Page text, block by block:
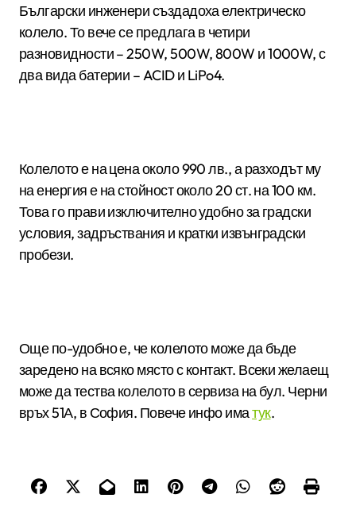
Български инженери създадоха електрическо
колело. То вече се предлага в четири
разновидности – 250W, 500W, 800W и 1000W, с
два вида батерии – ACID и LiPo4.
Колелото е на цена около 990 лв., а разходът му
на енергия е на стойност около 20 ст. на 100 км.
Това го прави изключително удобно за градски
условия, задръствания и кратки извънградски
пробези.
Още по-удобно е, че колелото може да бъде
заредено на всяко място с контакт. Всеки желаещ
може да тества колелото в сервиза на бул. Черни
връх 51А, в София. Повече инфо иматук.